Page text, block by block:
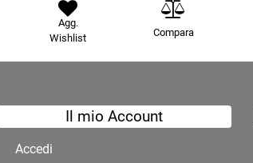
Agg.
Wishlist
Compara
Il mio Account
Accedi